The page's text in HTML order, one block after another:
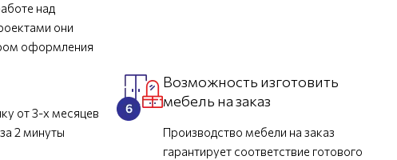
над
они
оформления
от 3-х месяцев
2 минуты
Возможность изготовить
мебель на заказ
Производство мебели на заказ
гарантирует соответствие готового